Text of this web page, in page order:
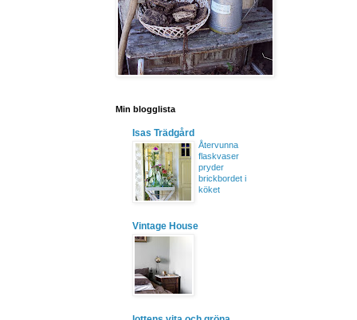
Min blogglista
Isas Trädgård
Återvunna
flaskvaser
pryder
brickbordet i
köket
Vintage House